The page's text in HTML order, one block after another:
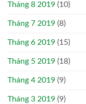
Tháng 8 2019 (10)
Tháng 7 2019 (8)
Tháng 6 2019 (15)
Tháng 5 2019 (18)
Tháng 4 2019 (9)
Tháng 3 2019 (9)